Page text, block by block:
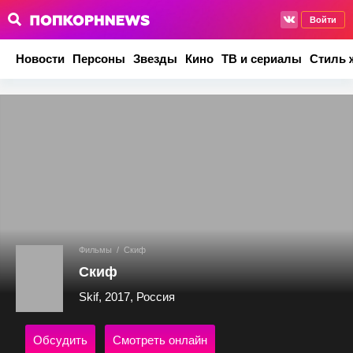
Войти
Новости Персоны Звезды Кино ТВ и сериалы Стиль
Фильмы / Скиф
Скиф
Skif, 2017, Россия
Обсудить Смотреть онлайн